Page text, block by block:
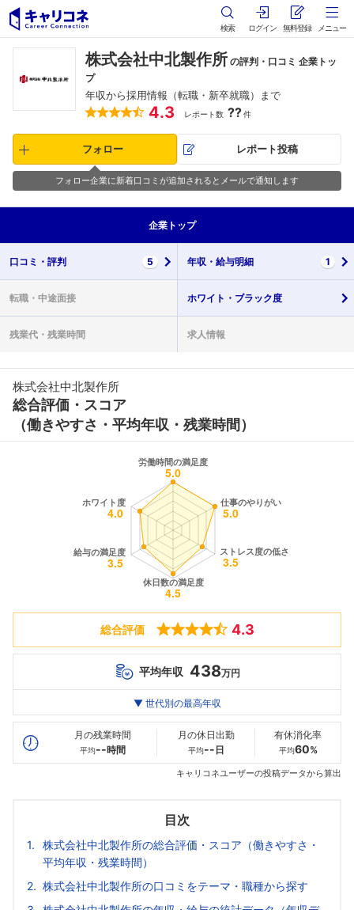
検索 ログイン 無料登録 メニュー
株式会社中北製作所 の評判・口コミ 企業トッ
プ
年収から採用情報（転職・新卒就職）まで
4.3 レポート数 ??件
フォロー レポート投稿
フォロー企業に新着口コミが追加されるとメールで通知します
企業 トップ
口コミ・ 評判 5 年収・ 給与明細 1
転職・ 中途面接 ホワイト・ ブラック度
残業代・ 残業時間 求人情報
株式会社中北製作所
総合評価・スコア
（働きやすさ・平均年収・残業時間）
総合評価 4.3
平均年収 438万円
最高年収
20代
438万
30代
--万
--万
▼ 世代別の最高年収
月の残業時間
平均--時間
月の休日出勤
平均-- 日
有休消化率
平均60%
キャリコネユーザーの投稿データから算出
目次
株式会社中北製作所の総合評価・スコア（働きやすさ・
平均年収・残業時間）
株式会社中北製作所の口コミをテーマ・職種から探す